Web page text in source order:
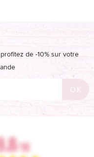
de -10% sur votre